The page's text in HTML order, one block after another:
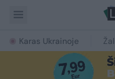
Karas Ukrainoje